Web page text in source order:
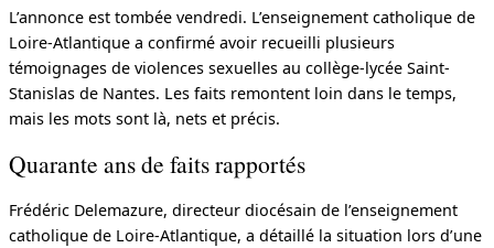
L’annonce est tombée vendredi. L’enseignement catholique de
Loire-Atlantique a confirmé avoir recueilli plusieurs
témoignages de violences sexuelles au collège-lycée Saint-
Stanislas de Nantes. Les faits remontent loin dans le temps,
mais les mots sont là, nets et précis.
Quarante ans de faits rapportés
Frédéric Delemazure, directeur diocésain de l’enseignement
catholique de Loire-Atlantique, a détaillé la situation lors d’une